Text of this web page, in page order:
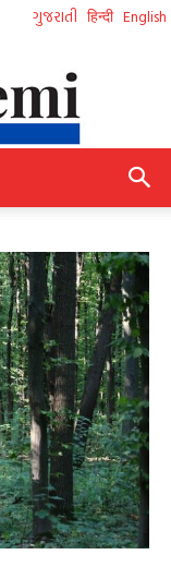
ગુજરાતી हिन्दी English